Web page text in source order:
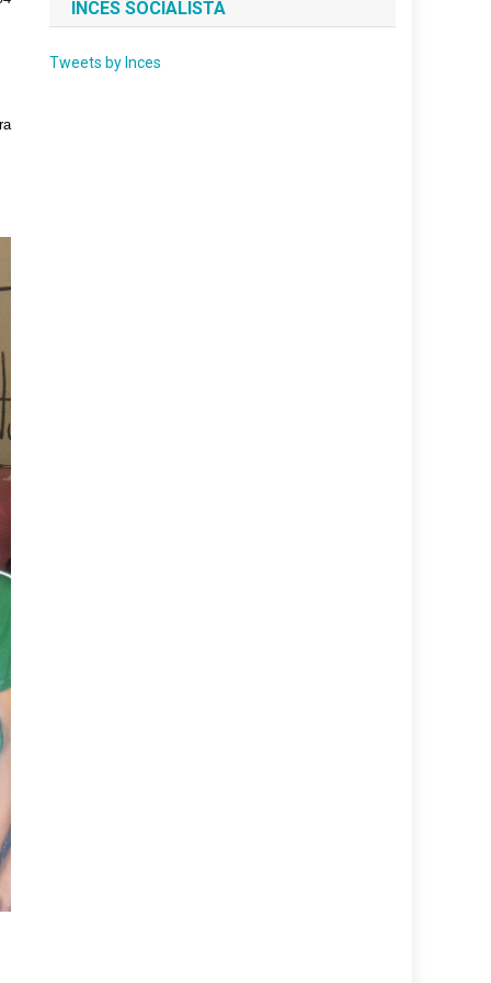
INCES SOCIALISTA
Tweets by Inces